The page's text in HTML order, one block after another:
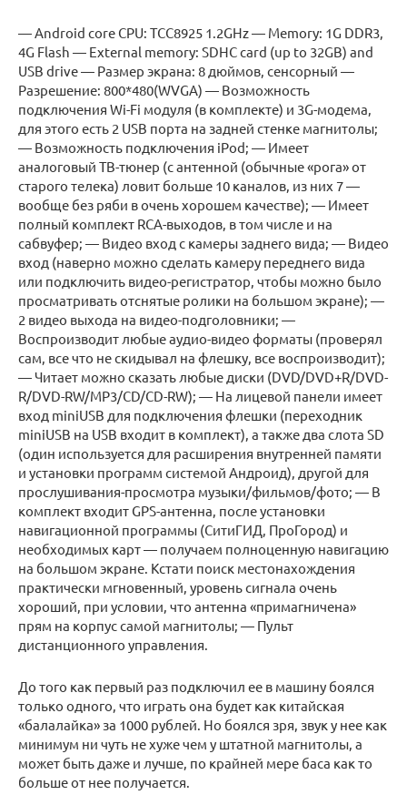
— Android core CPU: TCC8925 1.2GHz — Memory: 1G DDR3,
4G Flash — External memory: SDHC card (up to 32GB) and
USB drive — Размер экрана: 8 дюймов, сенсорный —
Разрешение: 800*480(WVGA) — Возможность
подключения Wi-Fi модуля (в комплекте) и 3G-модема,
для этого есть 2 USB порта на задней стенке магнитолы;
— Возможность подключения iPod; — Имеет
аналоговый ТВ-тюнер (с антенной (обычные «рога» от
старого телека) ловит больше 10 каналов, из них 7 —
вообще без ряби в очень хорошем качестве); — Имеет
полный комплект RCA-выходов, в том числе и на
сабвуфер; — Видео вход с камеры заднего вида; — Видео
вход (наверно можно сделать камеру переднего вида
или подключить видео-регистратор, чтобы можно было
просматривать отснятые ролики на большом экране); —
2 видео выхода на видео-подголовники; —
Воспроизводит любые аудио-видео форматы (проверял
сам, все что не скидывал на флешку, все воспроизводит);
— Читает можно сказать любые диски (DVD/DVD+R/DVD-
R/DVD-RW/MP3/CD/CD-RW); — На лицевой панели имеет
вход miniUSB для подключения флешки (переходник
miniUSB на USB входит в комплект), а также два слота SD
(один используется для расширения внутренней памяти
и установки программ системой Андроид), другой для
прослушивания-просмотра музыки/фильмов/фото; — В
комплект входит GPS-антенна, после установки
навигационной программы (СитиГИД, ПроГород) и
необходимых карт — получаем полноценную навигацию
на большом экране. Кстати поиск местонахождения
практически мгновенный, уровень сигнала очень
хороший, при условии, что антенна «примагничена»
прям на корпус самой магнитолы; — Пульт
дистанционного управления.
До того как первый раз подключил ее в машину боялся
только одного, что играть она будет как китайская
«балалайка» за 1000 рублей. Но боялся зря, звук у нее как
минимум ни чуть не хуже чем у штатной магнитолы, а
может быть даже и лучше, по крайней мере баса как то
больше от нее получается.